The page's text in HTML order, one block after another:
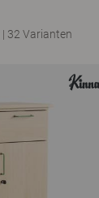
| 32 Varianten